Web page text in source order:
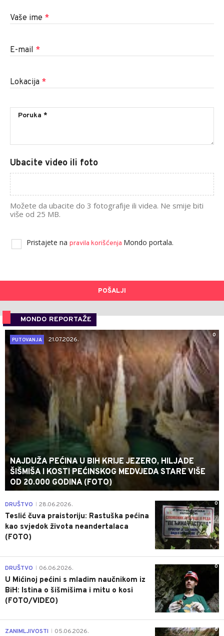
Vaše ime *
E-mail *
Lokacija *
Ubacite video ili foto
Možete da ubacite do 3 fotografije ili videa. Ne smije biti
više od 25 MB.
Pristajete na pravila korišćenja Mondo portala.
POŠALJI
MONDO REPORTAŽE
0
PUTOVANJA
21.07.2026.
NAJDUŽA PEĆINA U BIH KRIJE JEZERO, HILJADE
ŠIŠMIŠA I KOSTI PEĆINSKOG MEDVJEDA STARE VIŠE
OD 20.000 GODINA (FOTO)
0
DRUŠTVO 28.06.2026.
Teslić čuva praistoriju: Rastuška pećina
kao svjedok života neandertalaca
(FOTO)
0
DRUŠTVO 06.06.2026.
U Mićinoj pećini s mladim naučnikom iz
BiH: Istina o šišmišima i mitu o kosi
(FOTO/VIDEO)
0
ZANIMLJIVOSTI 05.06.2026.